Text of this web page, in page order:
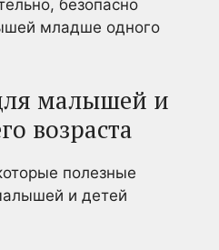
безопасно
младше одного
малышей и
возраста
полезные
и детей